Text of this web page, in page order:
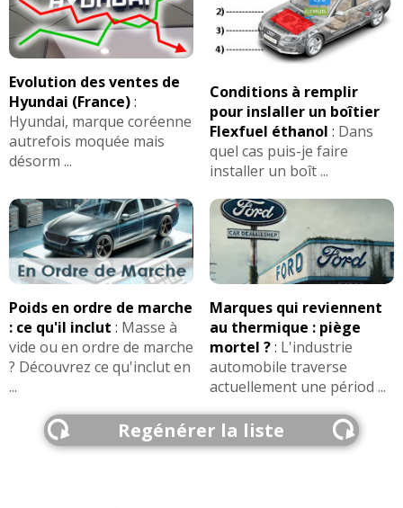
Evolution des ventes de
Hyundai (France):
Hyundai, marque coréenne
autrefois moquée mais
désorm ...
Conditions à remplir
pour inslaller un boîtier
Flexfuel éthanol : Dans
quel cas puis-je faire
installer un boît ...
Poids en ordre de marche
: ce qu'il inclut : Masse à
vide ou en ordre de marche
? Découvrez ce qu'inclut en
...
Marques qui reviennent
au thermique : piège
mortel ?: L'industrie
automobile traverse
actuellement une périod ...
Regénérer la liste